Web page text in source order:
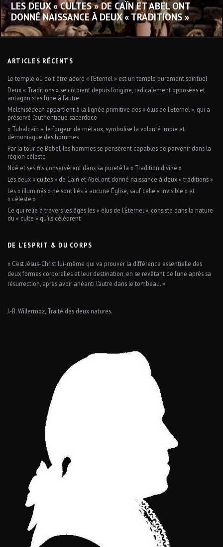
LES DEUX « CULTES » DE CAÏN ET ABEL ONT
DONNÉ NAISSANCE À DEUX « TRADITIONS »
ARTICLES RÉCENTS
Le temple où doit être adoré « l’Éternel » est un temple purement spirituel
Deux « Traditions » se côtoient depuis l’origine, radicalement opposées et
antagonistes l’une à l’autre
Melchisédech appartient à la lignée primitive des « élus de l’Éternel », qui a
préservé l’authentique sacerdoce
« Tubalcaïn », le forgeur de métaux, symbolise la volonté impie et
démoniaque des hommes
Par la tour de Babel, les hommes se pensèrent capables de parvenir dans la
région céleste
Noé et ses fils conservèrent dans sa pureté la « Tradition divine »
Les deux « cultes » de Caïn et Abel ont donné naissance à deux « traditions »
Les « illuminés » ne sont liés à aucune Église, sauf celle « invisible » et
« céleste »
Ce qui relie à travers les âges les « élus de l’Éternel », consiste dans la nature
du « culte » qu’ils célèbrent
DE L’ESPRIT & DU CORPS
« C’est Jésus-Christ lui-même qui va prouver la différence essentielle des
deux formes corporelles et leur destination, en se revêtant de l’une après sa
résurrection, après avoir anéanti l’autre dans le tombeau. »
J.-B. Willermoz, Traité des deux natures.